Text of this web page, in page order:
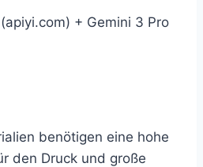
(apiyi.com) + Gemini 3 Pro
benötigen eine hohe
den Druck und große